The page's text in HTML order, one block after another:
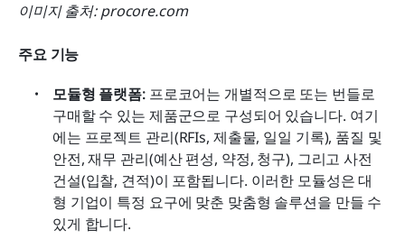
이미지 출처: procore.com
주요 기능
모듈형 플랫폼: 프로코어는 개별적으로 또는 번들로
구매할 수 있는 제품군으로 구성되어 있습니다. 여기
에는 프로젝트 관리(RFIs, 제출물, 일일 기록), 품질 및
안전, 재무 관리(예산 편성, 약정, 청구), 그리고 사전
건설(입찰, 견적)이 포함됩니다. 이러한 모듈성은 대
형 기업이 특정 요구에 맞춘 맞춤형 솔루션을 만들 수
있게 합니다.